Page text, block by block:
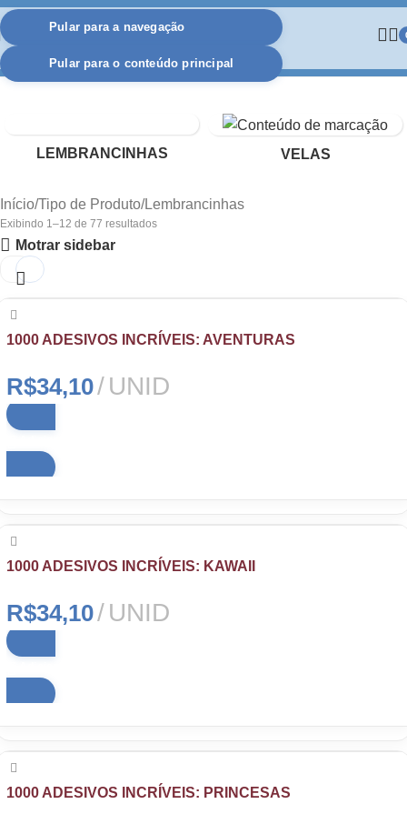
Pular para a navegação
Pular para o conteúdo principal
LEMBRANCINHAS VELAS
Início Tipo de Produto Lembrancinhas
Exibindo 1–12 de 77 resultados
Motrar sidebar
1000 ADESIVOS INCRÍVEIS: AVENTURAS
R$34,10 UNID
1000 ADESIVOS INCRÍVEIS: KAWAII
R$34,10 UNID
1000 ADESIVOS INCRÍVEIS: PRINCESAS